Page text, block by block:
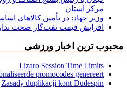
مركز استان
وزیر جهاد: در تأمین کالاهای
افزایش قیمت نفت‌گاز صحت
محبوب ترین اخبار ورزشی
Lizaro Session Time Limits
promocodes genereert
Zasady duplikacji kont Dudespin